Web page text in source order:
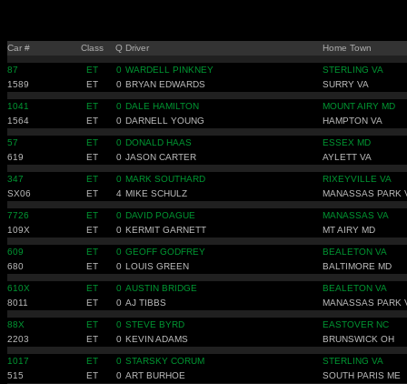
Car # Class Q Driver Home Town
87 ET 0 WARDELL PINKNEY
STERLING VA
1589
ET 0 BRYAN EDWARDS SURRY VA
1041 ET 0 DALE HAMILTON
MOUNT AIRY MD
1564
ET 0 DARNELL YOUNG HAMPTON VA
57 ET 0 DONALD HAAS
ESSEX MD
619
ET 0 JASON CARTER AYLETT VA
347 ET 0 MARK SOUTHARD
RIXEYVILLE VA
SX06
ET 4 MIKE SCHULZ MANASSAS PARK
7726 ET 0 DAVID POAGUE
MANASSAS VA
109X
ET 0 KERMIT GARNETT MT AIRY MD
609 ET 0 GEOFF GODFREY
BEALETON VA
680
ET 0 LOUIS GREEN BALTIMORE MD
610X ET 0 AUSTIN BRIDGE
BEALETON VA
8011
ET 0 AJ TIBBS MANASSAS PARK
88X ET 0 STEVE BYRD
EASTOVER NC
2203
ET 0 KEVIN ADAMS BRUNSWICK OH
1017 ET 0 STARSKY CORUM
STERLING VA
515
ET 0 ART BURHOE SOUTH PARIS ME